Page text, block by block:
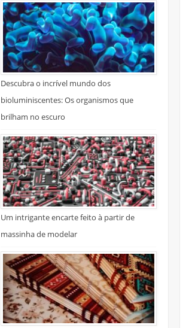
Descubra o incrível mundo dos
bioluminiscentes: Os organismos que
brilham no escuro
Um intrigante encarte feito à partir de
massinha de modelar